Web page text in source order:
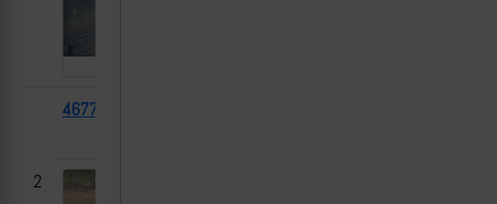
2
46772